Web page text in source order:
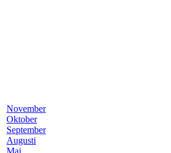
November
Oktober
September
Augusti
Maj